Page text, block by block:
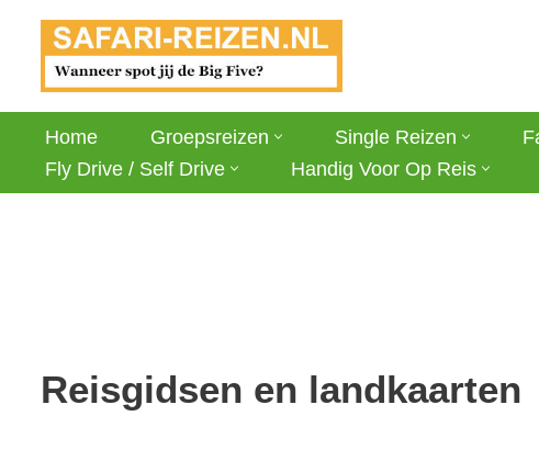
naar
Home Groepsreizen Single Reizen
Fly Drive / Self Drive
Handig Voor Op Reis
Reisgidsen en landkaarten